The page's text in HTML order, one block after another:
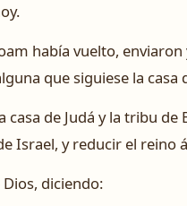
había vuelto,
que siguiese la casa
de Judá y la tribu
Israel, y reducir el reino
diciendo: